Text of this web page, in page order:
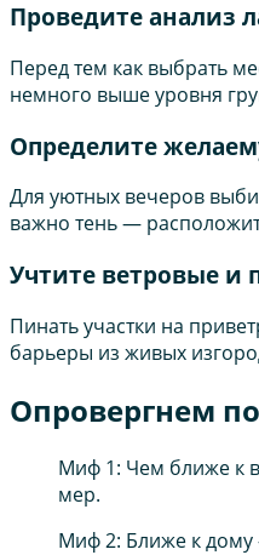
Проведите анализ
Перед тем как выбрать
немного выше уровня
Определите
Для уютных вечеров
важно тень —
Учтите ветровые и
Пинать участки на
барьеры из живых
Опровергнем
Миф 1: Чем ближе к
мер.
Миф 2: Ближе к дому